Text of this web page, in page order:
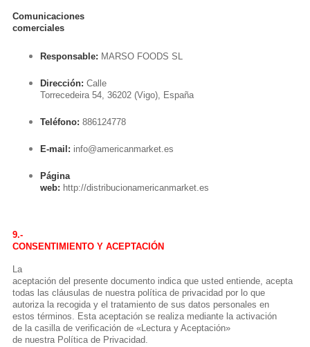
Comunicaciones
comerciales
Responsable: MARSO FOODS SL
Dirección: Calle
Torrecedeira 54, 36202 (Vigo), España
Teléfono: 886124778
E-mail: info@americanmarket.es
Página
web: http://distribucionamericanmarket.es
9.-
CONSENTIMIENTO Y ACEPTACIÓN
La
aceptación del presente documento indica que usted entiende, acepta
todas las cláusulas de nuestra política de privacidad por lo que
autoriza la recogida y el tratamiento de sus datos personales en
estos términos. Esta aceptación se realiza mediante la activación
de la casilla de verificación de «Lectura y Aceptación»
de nuestra Política de Privacidad.